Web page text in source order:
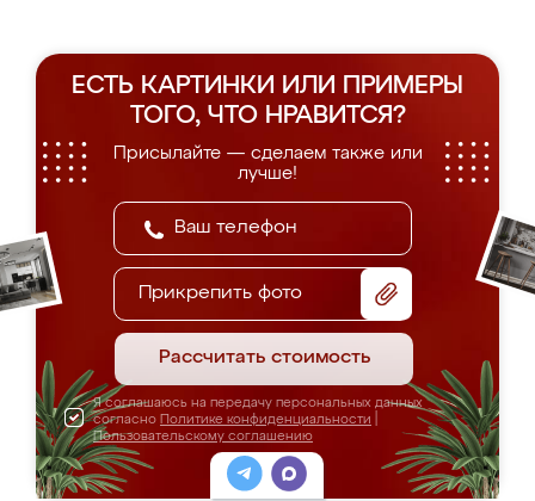
ЕСТЬ КАРТИНКИ ИЛИ ПРИМЕРЫ
ТОГО, ЧТО НРАВИТСЯ?
Присылайте — сделаем также или
лучше!
Прикрепить фото
Рассчитать стоимость
Я соглашаюсь на передачу персональных данных
согласно Политике конфиденциальности
Пользовательскому соглашению